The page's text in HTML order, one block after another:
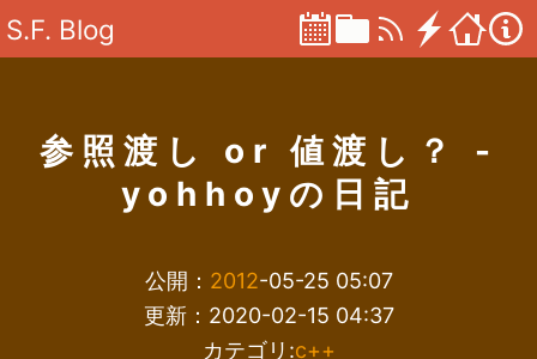
S.F. Blog
参照渡し or 値渡し？ -
yohhoyの日記
公開： 2012-05-25 05:07
更新：2020-02-15 04:37
カテゴリ:c++